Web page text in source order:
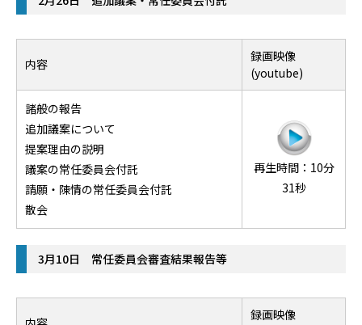
内容
録画映像
(youtube)
諸般の報告
追加議案について
提案理由の説明
議案の常任委員会付託
請願・陳情の常任委員会付託
散会
再生時間：10分
31秒
3月10日 常任委員会審査結果報告等
録画映像